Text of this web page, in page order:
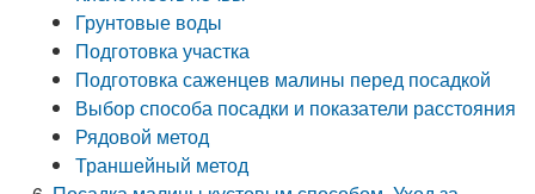
Грунтовые воды
Подготовка участка
Подготовка саженцев малины перед посадкой
Выбор способа посадки и показатели расстояния
Рядовой метод
Траншейный метод